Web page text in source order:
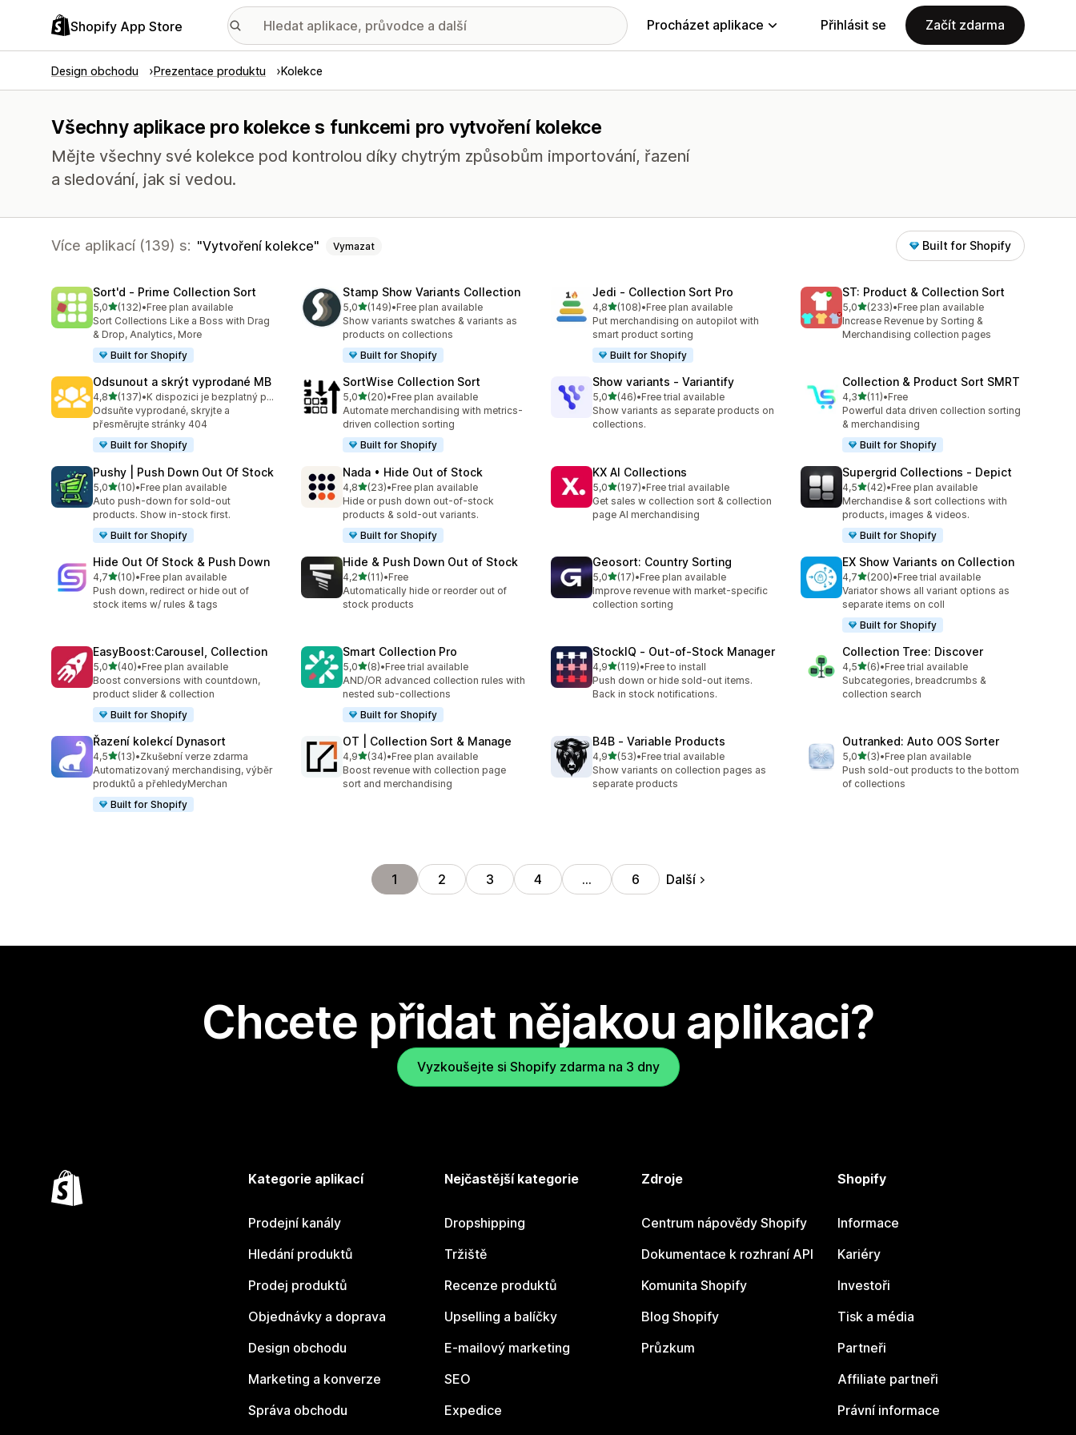
Shopify App Store Procházet aplikace Přihlásit se Začít zdarma
Design obchodu Prezentace produktu Kolekce
Všechny aplikace pro kolekce s funkcemi pro vytvoření kolekce
Mějte všechny své kolekce pod kontrolou díky chytrým způsobům importování, řazení
a sledování, jak si vedou.
Více aplikací (139) s: Vytvoření kolekce Vymazat Built for Shopify
Sort'd ‑ Prime Collection Sort
5,0z 5 hvězd
(132)
Celkový počet recenzí: 132
•Free plan available
Sort Collections Like a Boss with Drag
& Drop, Analytics, More
Built for Shopify
Stamp Show Variants Collection
5,0z 5 hvězd
(149)
Celkový počet recenzí: 149
•Free plan available
Show variants swatches & variants as
products on collections
Built for Shopify
Jedi ‑ Collection Sort Pro
4,8z 5 hvězd
(108)
Celkový počet recenzí: 108
•Free plan available
Put merchandising on autopilot with
smart product sorting
Built for Shopify
ST: Product & Collection Sort
5,0z 5 hvězd
(233)
Celkový počet recenzí: 233
•Free plan available
Increase Revenue by Sorting &
Merchandising collection pages
Odsunout a skrýt vyprodané MB
4,8z 5 hvězd
(137)
Celkový počet recenzí: 137
•
K dispozici je bezplatný plán
Odsuňte vyprodané, skryjte a
přesměrujte stránky 404
Built for Shopify
SortWise Collection Sort
5,0z 5 hvězd
(20)
Celkový počet recenzí: 20
•Free plan available
Automate merchandising with metrics-
driven collection sorting
Built for Shopify
Show variants ‑ Variantify
5,0z 5 hvězd
(46)
Celkový počet recenzí: 46
•Free trial available
Show variants as separate products on
collections.
Collection & Product Sort SMRT
4,3z 5 hvězd
(11)
Celkový počet recenzí: 11
•Free
Powerful data driven collection sorting
& merchandising
Built for Shopify
Pushy | Push Down Out Of Stock
5,0z 5 hvězd
(10)
Celkový počet recenzí: 10
•Free plan available
Auto push-down for sold-out
products. Show in-stock first.
Built for Shopify
Nada • Hide Out of Stock
4,8z 5 hvězd
(23)
Celkový počet recenzí: 23
•Free plan available
Hide or push down out-of-stock
products & sold-out variants.
Built for Shopify
KX AI Collections
5,0z 5 hvězd
(197)
Celkový počet recenzí: 197
•Free trial available
Get sales w collection sort & collection
page AI merchandising
Supergrid Collections ‑ Depict
4,5z 5 hvězd
(42)
Celkový počet recenzí: 42
•Free plan available
Merchandise & sort collections with
products, images & videos.
Built for Shopify
Hide Out Of Stock & Push Down
4,7z 5 hvězd
(10)
Celkový počet recenzí: 10
•Free plan available
Push down, redirect or hide out of
stock items w/ rules & tags
Hide & Push Down Out of Stock
4,2z 5 hvězd
(11)
Celkový počet recenzí: 11
•Free
Automatically hide or reorder out of
stock products
Geosort: Country Sorting
5,0z 5 hvězd
(17)
Celkový počet recenzí: 17
•Free plan available
Improve revenue with market-specific
collection sorting
EX Show Variants on Collection
4,7z 5 hvězd
(200)
Celkový počet recenzí: 200
•Free trial available
Variator shows all variant options as
separate items on coll
Built for Shopify
EasyBoost:Carousel, Collection
5,0z 5 hvězd
(40)
Celkový počet recenzí: 40
•Free plan available
Boost conversions with countdown,
product slider & collection
Built for Shopify
Smart Collection Pro
5,0z 5 hvězd
(8)
Celkový počet recenzí: 8
•Free trial available
AND/OR advanced collection rules with
nested sub-collections
Built for Shopify
StockIQ ‑ Out‑of‑Stock Manager
4,9z 5 hvězd
(119)
Celkový počet recenzí: 119
•Free to install
Push down or hide sold-out items.
Back in stock notifications.
Collection Tree: Discover
4,5z 5 hvězd
(6)
Celkový počet recenzí: 6
•Free trial available
Subcategories, breadcrumbs &
collection search
Řazení kolekcí Dynasort
4,5z 5 hvězd
(13)
Celkový počet recenzí: 13
•Zkušební verze zdarma
Automatizovaný merchandising, výběr
produktů a přehledyMerchan
Built for Shopify
OT | Collection Sort & Manage
4,9z 5 hvězd
(34)
Celkový počet recenzí: 34
•Free plan available
Boost revenue with collection page
sort and merchandising
B4B ‑ Variable Products
4,9z 5 hvězd
(53)
Celkový počet recenzí: 53
•Free trial available
Show variants on collection pages as
separate products
Outranked: Auto OOS Sorter
5,0z 5 hvězd
(3)
Celkový počet recenzí: 3
•Free plan available
Push sold-out products to the bottom
of collections
1 2 3 4 … 6 Další
Chcete přidat nějakou aplikaci?
Vyzkoušejte si Shopify zdarma na 3 dny
Kategorie aplikací
Prodejní kanály
Hledání produktů
Prodej produktů
Objednávky a doprava
Design obchodu
Marketing a konverze
Správa obchodu
Nejčastější kategorie
Dropshipping
Tržiště
Recenze produktů
Upselling a balíčky
E-mailový marketing
SEO
Expedice
Zdroje
Centrum nápovědy Shopify
Dokumentace k rozhraní API
Komunita Shopify
Blog Shopify
Průzkum
Shopify
Informace
Kariéry
Investoři
Tisk a média
Partneři
Affiliate partneři
Právní informace